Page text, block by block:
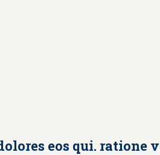
eos qui. ratione